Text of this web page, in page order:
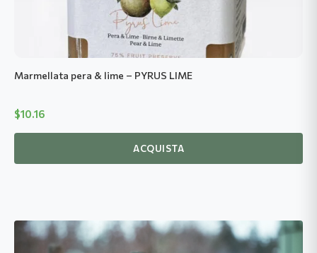
Marmellata pera & lime – PYRUS LIME
$10.16
ACQUISTA